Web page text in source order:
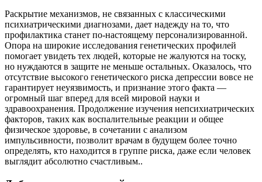
Раскрытие механизмов, не связанных с классическими
психиатрическими диагнозами, дает надежду на то, что
профилактика станет по-настоящему персонализированной.
Опора на широкие исследования генетических профилей
помогает увидеть тех людей, которые не жалуются на тоску,
но нуждаются в защите не меньше остальных. Оказалось, что
отсутствие высокого генетического риска депрессии вовсе не
гарантирует неуязвимость, и признание этого факта —
огромный шаг вперед для всей мировой науки и
здравоохранения. Продолжение изучения непсихиатрических
факторов, таких как воспалительные реакции и общее
физическое здоровье, в сочетании с анализом
импульсивности, позволит врачам в будущем более точно
определять, кто находится в группе риска, даже если человек
выглядит абсолютно счастливым..